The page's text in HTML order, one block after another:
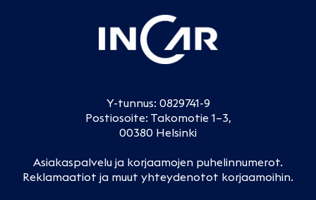
Y-tunnus: 0829741-9
Postiosoite: Takomotie 1–3,
00380 Helsinki
Asiakaspalvelu ja korjaamojen puhelinnumerot.
Reklamaatiot ja muut yhteydenotot korjaamoihin.